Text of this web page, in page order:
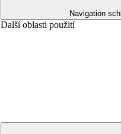
Navigation
Další oblasti použití